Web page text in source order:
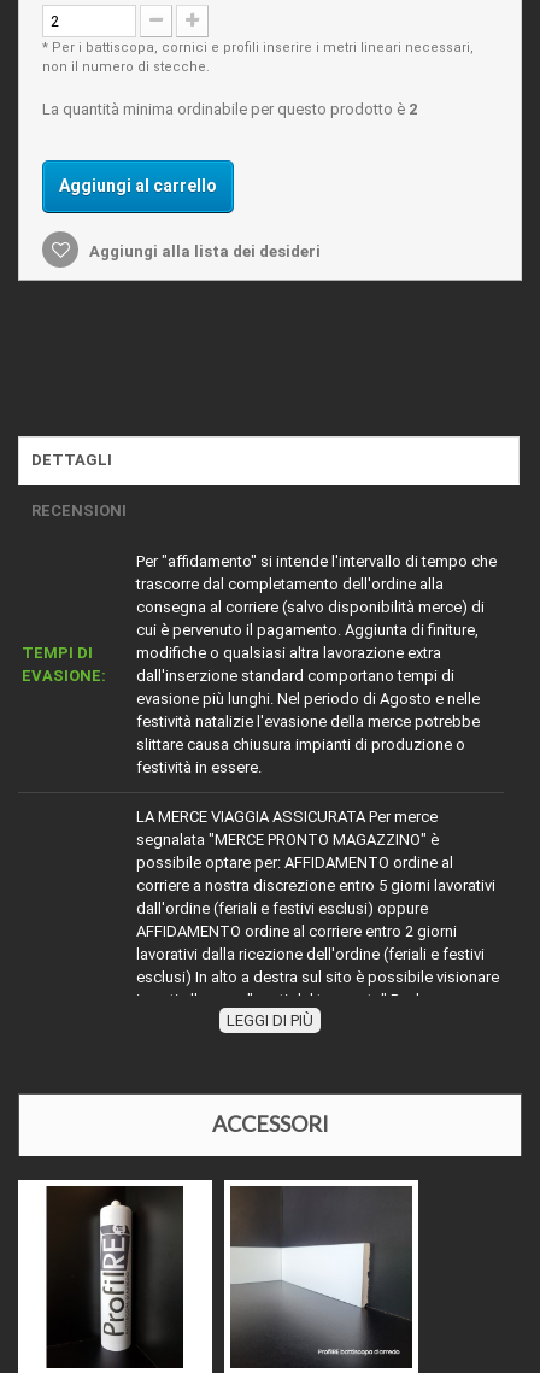
* Per i battiscopa, cornici e profili inserire i metri lineari necessari,
non il numero di stecche.
La quantità minima ordinabile per questo prodotto è 2
Aggiungi al carrello
Aggiungi alla lista dei desideri
DETTAGLI
RECENSIONI
TEMPI DI
EVASIONE:
Per "affidamento" si intende l'intervallo di tempo che
trascorre dal completamento dell'ordine alla
consegna al corriere (salvo disponibilità merce) di
cui è pervenuto il pagamento. Aggiunta di finiture,
modifiche o qualsiasi altra lavorazione extra
dall'inserzione standard comportano tempi di
evasione più lunghi. Nel periodo di Agosto e nelle
festività natalizie l'evasione della merce potrebbe
slittare causa chiusura impianti di produzione o
festività in essere.
LA MERCE VIAGGIA ASSICURATA Per merce
segnalata "MERCE PRONTO MAGAZZINO" è
possibile optare per: AFFIDAMENTO ordine al
corriere a nostra discrezione entro 5 giorni lavorativi
dall'ordine (feriali e festivi esclusi) oppure
AFFIDAMENTO ordine al corriere entro 2 giorni
lavorativi dalla ricezione dell'ordine (feriali e festivi
esclusi) In alto a destra sul sito è possibile visionare
i costi alla voce "costi del trasporto" Per la merce
con diciture diverse da MERCE PRONTO
evaso 2 giorni lavorativi) ai tempi dell'affidamento al
corriere richiesto, oppure contattarci
telefonicamente o via mail per disponibilità e relativi
tempi di affidamento al corriere. Nel periodo di
Agosto e nelle festività natalizie l'affidamento della
merce ai corrieri potrebbe slittare causa chiusura
PREZZI E IVA
Il prezzo come indicato, si intende al metro lineare
(battiscopa + relativa base alluminio) e
comprensivo di iva al 22%, il prodotto facendo parte
dei prodotti definiti "materia prima" ed essendo una
LEGGI DI PIÙ
ACCESSORI